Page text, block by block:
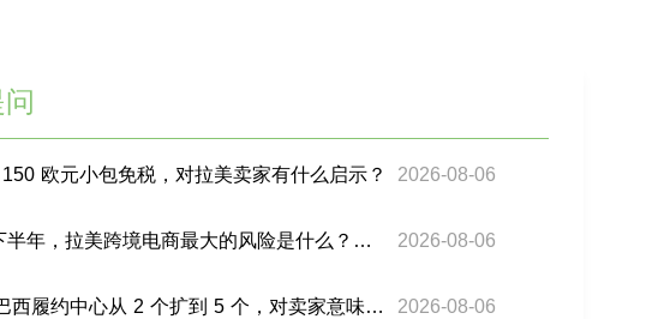
欧元小包免税，对拉美卖家有什么启示？ 2026-08-06
2026 年下半年，拉美跨境电商最大的风险是什么？如何提前布局？ 2026-08-06
Shopee 巴西履约中心从 2 个扩到 5 个，对卖家意味着什么？如何抓住这波红利？ 2026-08-06